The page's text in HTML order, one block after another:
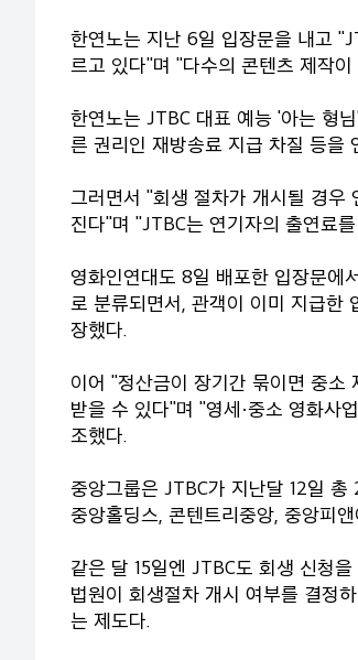
한연노는 지난 6일 입장문을 내고
르고 있다"며 "다수의 콘텐츠 제작
한연노는 JTBC 대표 예능 '아는 형
른 권리인 재방송료 지급 차질 등을
그러면서 "회생 절차가 개시될 경우
진다"며 "JTBC는 연기자의 출연료
영화인연대도 8일 배포한 입장문에
로 분류되면서, 관객이 이미 지급한
장했다.
이어 "정산금이 장기간 묶이면 중소
받을 수 있다"며 "영세·중소 영화사
조했다.
중앙그룹은 JTBC가 지난달 12일
중앙홀딩스, 콘텐트리중앙, 중앙피
같은 달 15일엔 JTBC도 회생 신청
법원이 회생절차 개시 여부를 결정
는 제도다.